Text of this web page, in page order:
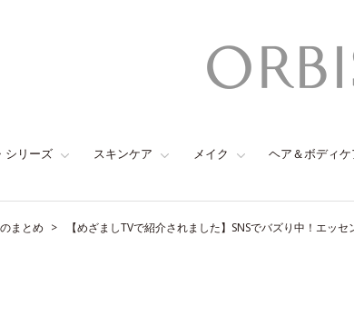
シリーズ スキンケア メイク ヘア＆ボディケ
まとめ 【めざましTVで紹介されました】SNSでバズり中！エッ